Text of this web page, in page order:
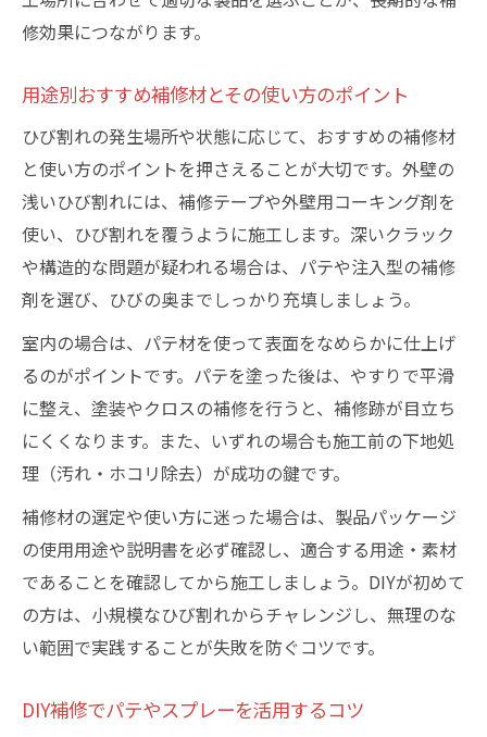
修効果につながります。
用途別おすすめ補修材とその使い方のポイント
ひび割れの発生場所や状態に応じて、おすすめの補修材
と使い方のポイントを押さえることが大切です。外壁の
浅いひび割れには、補修テープや外壁用コーキング剤を
使い、ひび割れを覆うように施工します。深いクラック
や構造的な問題が疑われる場合は、パテや注入型の補修
剤を選び、ひびの奥までしっかり充填しましょう。
室内の場合は、パテ材を使って表面をなめらかに仕上げ
るのがポイントです。パテを塗った後は、やすりで平滑
に整え、塗装やクロスの補修を行うと、補修跡が目立ち
にくくなります。また、いずれの場合も施工前の下地処
理（汚れ・ホコリ除去）が成功の鍵です。
補修材の選定や使い方に迷った場合は、製品パッケージ
の使用用途や説明書を必ず確認し、適合する用途・素材
であることを確認してから施工しましょう。DIYが初めて
の方は、小規模なひび割れからチャレンジし、無理のな
い範囲で実践することが失敗を防ぐコツです。
DIY補修でパテやスプレーを活用するコツ